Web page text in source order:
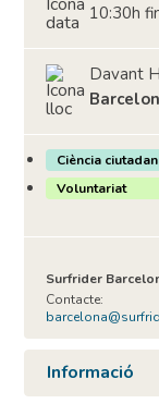
10:30h
Davant
Ciència
Voluntariat
Surfrider
Contacte:
Informació